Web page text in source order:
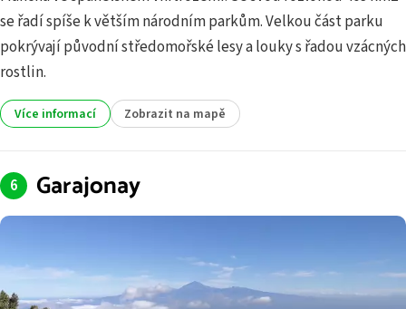
se řadí spíše k větším národním parkům. Velkou část parku
pokrývají původní středomořské lesy a louky s řadou vzácných
rostlin.
Více informací Zobrazit na mapě
Garajonay